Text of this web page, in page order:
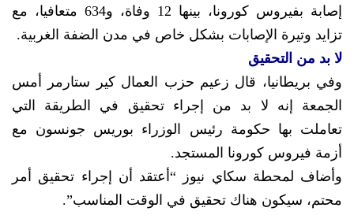
إصابة بفيروس كورونا، بينها 12 وفاة، و634 متعافيا، مع
تزايد وتيرة الإصابات بشكل خاص في مدن الضفة الغربية.
لا بد من التحقيق
وفي بريطانيا، قال زعيم حزب العمال كير ستارمر أمس
الجمعة إنه لا بد من إجراء تحقيق في الطريقة التي
تعاملت بها حكومة رئيس الوزراء بوريس جونسون مع
أزمة فيروس كورونا المستجد.
وأضاف لمحطة سكاي نيوز “أعتقد أن إجراء تحقيق أمر
محتم، سيكون هناك تحقيق في الوقت المناسب”.